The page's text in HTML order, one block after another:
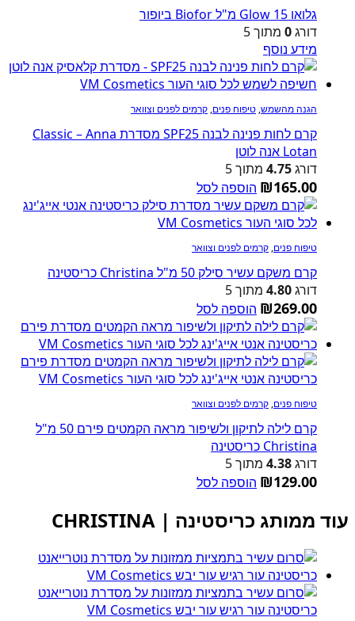
גלואו Glow 15 מ"ל Biofor ביופור
דורג0 מתוך 5
מידע נוסף
הגנה מהשמש, טיפוח פנים, קרמים לפנים וצוואר
קרם לחות פנינה לבנה SPF25 מסדרת Classic – Anna
Lotan אנה לוטן
דורג4.75 מתוך 5
₪165.00 הוספה לסל
טיפוח פנים, קרמים לפנים וצוואר
קרם משקם עשיר סילק 50 מ"ל Christina כריסטינה
דורג4.80 מתוך 5
₪269.00 הוספה לסל
טיפוח פנים, קרמים לפנים וצוואר
קרם לילה לתיקון ולשיפור מראה הקמטים פירם 50 מ"ל
Christina כריסטינה
דורג4.38 מתוך 5
₪129.00 הוספה לסל
עוד ממותג כריסטינה | CHRISTINA